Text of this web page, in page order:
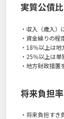
実質公債
・収入（歳入）
・資金繰りの程
・18％以上は
・25％以上は
・地方財政措置
将来負担率
・将来負担すき